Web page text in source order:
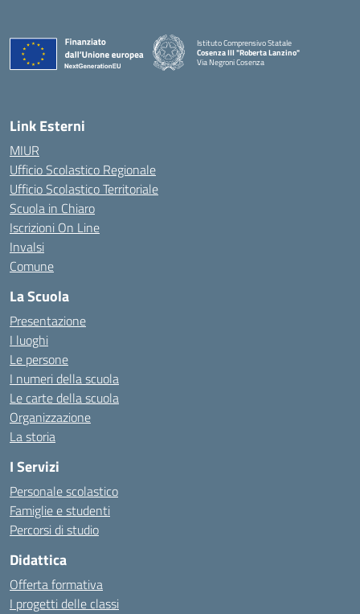
Istituto Comprensivo Statale
Cosenza III "Roberta Lanzino"
Via Negroni Cosenza
— Visita la pagina iniziale della scuola
Link Esterni
MIUR
Ufficio Scolastico Regionale
Ufficio Scolastico Territoriale
Scuola in Chiaro
Iscrizioni On Line
Invalsi
Comune
La Scuola
Presentazione
I luoghi
Le persone
I numeri della scuola
Le carte della scuola
Organizzazione
La storia
I Servizi
Personale scolastico
Famiglie e studenti
Percorsi di studio
Didattica
Offerta formativa
I progetti delle classi